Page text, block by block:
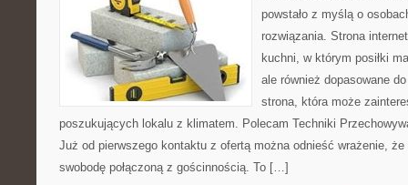
powstało z myślą o
rozwiązania. Strona
kuchni, w którym posiłki
ale również dopasowane
strona, która może
poszukujących lokalu z klimatem. Polecam Techniki
Już od pierwszego kontaktu z ofertą można odnieść wrażenie,
swobodę połączoną z gościnnością. To […]